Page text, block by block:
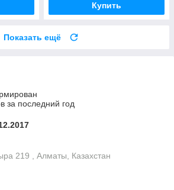
Купить
Показать ещё
за последний год
219 , Алматы, Казахстан